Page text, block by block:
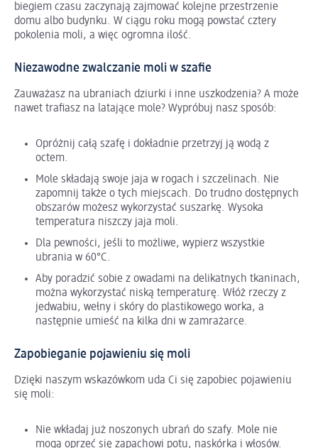
biegiem czasu zaczynają zajmować kolejne przestrzenie
domu albo budynku. W ciągu roku mogą powstać cztery
pokolenia moli, a więc ogromna ilość.
Niezawodne zwalczanie moli w szafie
Zauważasz na ubraniach dziurki i inne uszkodzenia? A może
nawet trafiasz na latające mole? Wypróbuj nasz sposób:
Opróżnij całą szafę i dokładnie przetrzyj ją wodą z
octem.
Mole składają swoje jaja w rogach i szczelinach. Nie
zapomnij także o tych miejscach. Do trudno dostępnych
obszarów możesz wykorzystać suszarkę. Wysoka
temperatura niszczy jaja moli.
Dla pewności, jeśli to możliwe, wypierz wszystkie
ubrania w 60°C.
Aby poradzić sobie z owadami na delikatnych tkaninach,
można wykorzystać niską temperaturę. Włóż rzeczy z
jedwabiu, wełny i skóry do plastikowego worka, a
następnie umieść na kilka dni w zamrażarce.
Zapobieganie pojawieniu się moli
Dzięki naszym wskazówkom uda Ci się zapobiec pojawieniu
się moli:
Nie wkładaj już noszonych ubrań do szafy. Mole nie
mogą oprzeć się zapachowi potu, naskórka i włosów.